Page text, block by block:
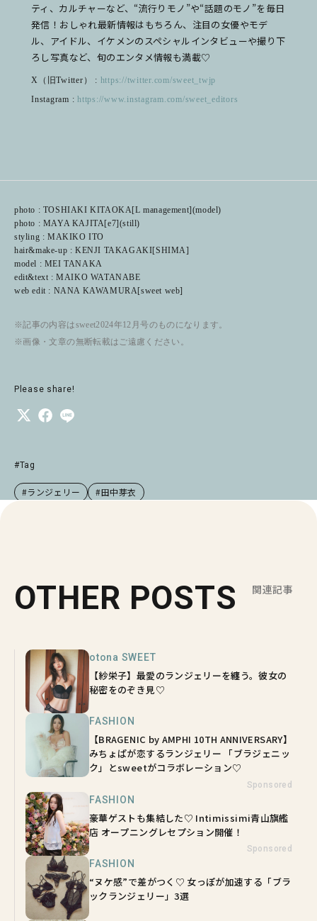
ティ、カルチャーなど、“流行りモノ”や“話題のモノ”を毎日
発信！おしゃれ最新情報はもちろん、注目の女優やモデ
ル、アイドル、イケメンのスペシャルインタビューや撮り下
ろし写真など、旬のエンタメ情報も満載♡
X（旧Twitter） : https://twitter.com/sweet_twjp
Instagram : https://www.instagram.com/sweet_editors
photo : TOSHIAKI KITAOKA[L management](model)
photo : MAYA KAJITA[e7](still)
styling : MAKIKO ITO
hair&make-up : KENJI TAKAGAKI[SHIMA]
model : MEI TANAKA
edit&text : MAIKO WATANABE
web edit : NANA KAWAMURA[sweet web]
※記事の内容はsweet2024年12月号のものになります。
※画像・文章の無断転載はご遠慮ください。
Please share!
#Tag
#ランジェリー #田中芽衣
OTHER POSTS 関連記事
otona SWEET
【紗栄子】最愛のランジェリーを纏う。彼女の
秘密をのぞき見♡
FASHION
【BRAGENIC by AMPHI 10TH ANNIVERSARY】
みちょぱが恋するランジェリー 「ブラジェニッ
ク」とsweetがコラボレーション♡
Sponsored
FASHION
豪華ゲストも集結した♡ Intimissimi青山旗艦
店 オープニングレセプション開催！
Sponsored
FASHION
“ヌケ感”で差がつく♡ 女っぽが加速する「ブラ
ックランジェリー」3選